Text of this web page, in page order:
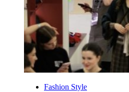
Fashion Style